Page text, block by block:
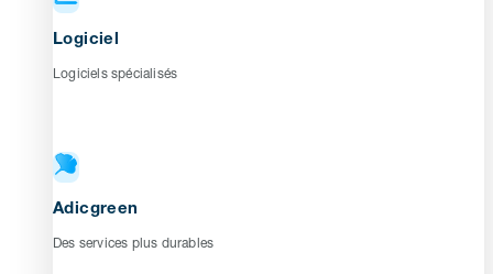
Logiciel
Logiciels spécialisés
Adicgreen
Des services plus durables